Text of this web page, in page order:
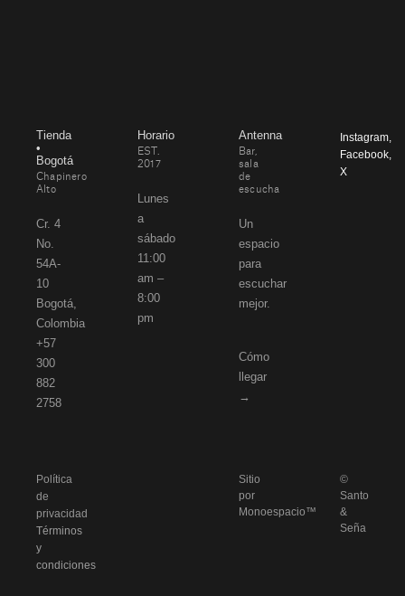
Tienda
•
Bogotá
Chapinero
Alto
Cr. 4
No.
54A-
10
Bogotá,
Colombia
+57
300
882
2758
Horario
EST.
2017
Lunes
a
sábado
11:00
am –
8:00
pm
Antenna
Bar,
sala
de
escucha
Un
espacio
para
escuchar
mejor.
Cómo
llegar
→
Instagram
Facebook
X
Política
de
privacidad
Términos
y
condiciones
Sitio
por
Monoespacio™
©
Santo
&
Seña